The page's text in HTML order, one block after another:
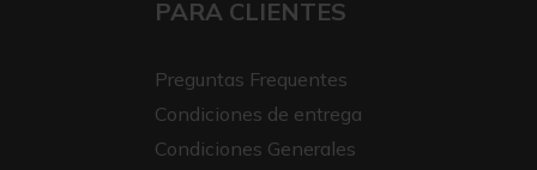
PARA CLIENTES
Preguntas Frequentes
Condiciones de entrega
Condiciones Generales